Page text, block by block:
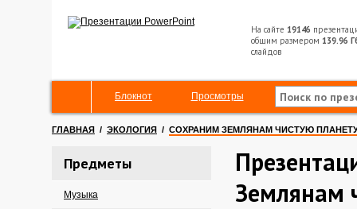
На сайте 19146
общим размером 139.96
слайдов
Блокнот Просмотры
ГЛАВНАЯ / ЭКОЛОГИЯ / СОХРАНИМ ЗЕМЛЯНАМ ЧИСТУЮ
Предметы
Музыка
Землянам